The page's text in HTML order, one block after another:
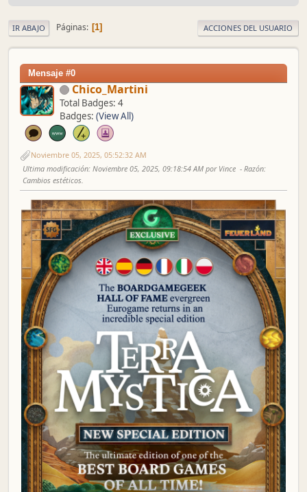
IR ABAJO Páginas 1 ACCIONES DEL USUARIO
Mensaje #0
Chico_Martini
Total Badges: 4
Badges: (View All)
Noviembre 05, 2025, 05:52:32 AM
Ultima modificación: Noviembre 05, 2025, 09:18:54 AM por Vince Razón:
Cambios estéticos.